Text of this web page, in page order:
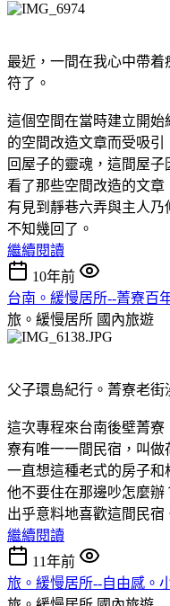
最近，一間在我心中帶
符了。
這個空間在當時建立開
的空間改造文章而受吸
回屋子的靈魂，這間屋
看了那些空間改造的文
有見到靜巷六弄與主人
不知幾回了。
繼續閱讀
10年前
台南。緩慢居所--菁寮百
旅。緩慢居所 國內旅遊
父子環島紀行。菁寮老街
這次專程來台南後壁菁
寮有唯一一間民宿，叫
一直想這種老式的房子
他不要住在那邊吵怎麼辦
出乎意料地喜歡這間民宿
繼續閱讀
11年前
旅。緩慢居所--自由感。